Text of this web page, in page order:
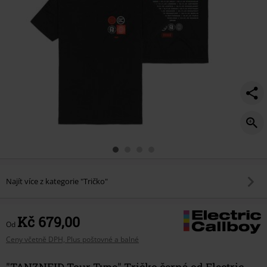
Najít více z kategorie "Tričko"
Od Kč 679,00
Ceny včetně DPH, Plus poštovné a balné